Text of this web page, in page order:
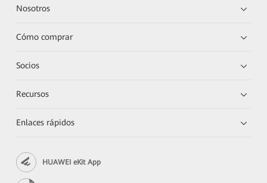
Nosotros
Cómo comprar
Socios
Recursos
Enlaces rápidos
HUAWEI eKit App